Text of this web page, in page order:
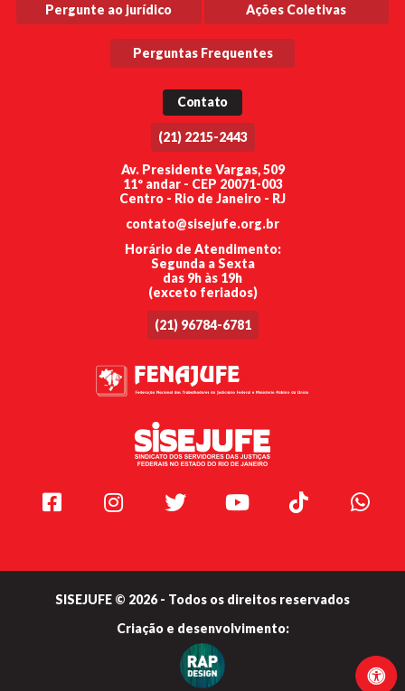
Pergunte ao jurídico Ações Coletivas
Perguntas Frequentes
Contato
(21) 2215-2443
Av. Presidente Vargas, 509
11º andar - CEP 20071-003
Centro - Rio de Janeiro - RJ
contato@sisejufe.org.br
Horário de Atendimento:
Segunda a Sexta
das 9h às 19h
(exceto feriados)
(21) 96784-6781
Facebook Instagram Twitter Youtube TikTok
SISEJUFE © 2026 - Todos os direitos reservados
Criação e desenvolvimento: